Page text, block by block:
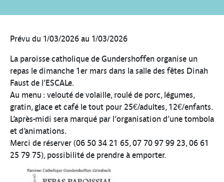
Prévu du 1/03/2026 au 1/03/2026
La paroisse catholique de Gundershoffen organise un
repas le dimanche 1er mars dans la salle des fêtes Dinah
Faust de l’ESCALe.
Au menu : velouté de volaille, roulé de porc, légumes,
gratin, glace et café le tout pour 25€/adultes, 12€/enfants.
L’après-midi sera marqué par l’organisation d’une tombola
et d’animations.
Merci de réserver (06 50 34 21 65, 07 70 97 99 23, 06 61
25 79 75), possibilité de prendre à emporter.